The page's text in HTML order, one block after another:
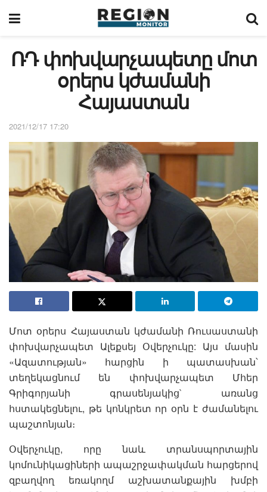
ՌԴ փոխվարչապետը մոտ
օրերս կժամանի
Հայաստան
2021/12/17 17:20
Մոտ օրերս Հայաստան կժամանի Ռուսաստանի
փոխվարչապետ Ալեքսեյ Օվերչուկը: Այս մասին
«Ազատության» հարցին ի պատասխան՝
տեղեկացնում են փոխվարչապետ Մհեր
Գրիգորյանի գրասենյակից` առանց
հստակեցնելու, թե կոնկրետ որ օրն է ժամանելու
պաշտոնյան։
Օվերչուկը, որը նաև տրանսպորտային
կոմունիկացիների ապաշրջափակման հարցերով
զբաղվող եռակողմ աշխատանքային խմբի